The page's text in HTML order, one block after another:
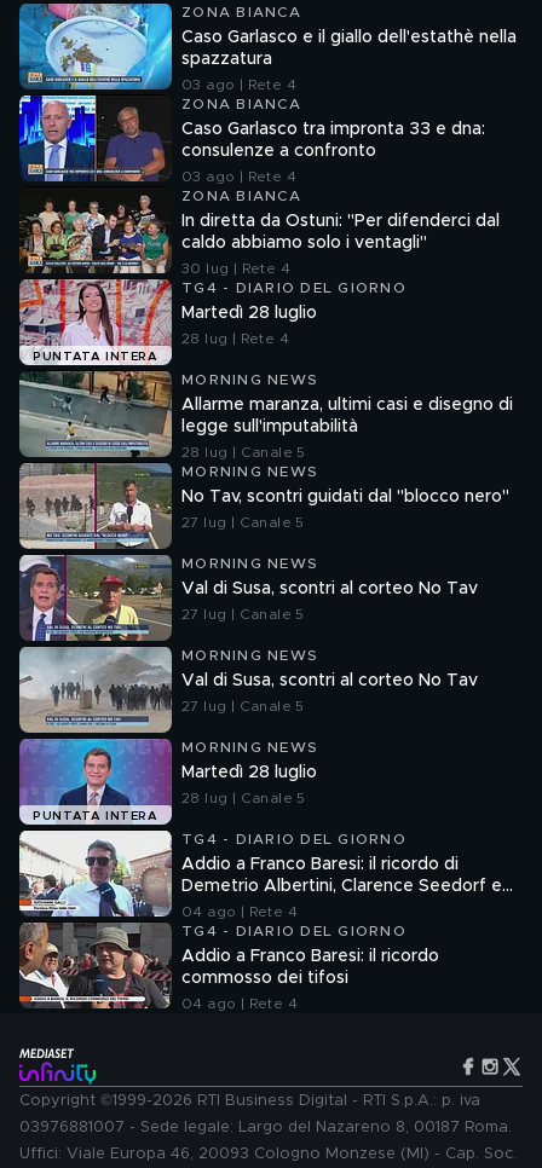
ZONA BIANCA
Caso Garlasco e il giallo dell'estathè nella
spazzatura
03 ago | Rete 4
ZONA BIANCA
Caso Garlasco tra impronta 33 e dna:
consulenze a confronto
03 ago | Rete 4
ZONA BIANCA
In diretta da Ostuni: "Per difenderci dal
caldo abbiamo solo i ventagli"
30 lug | Rete 4
PUNTATA INTERA
TG4 - DIARIO DEL GIORNO
Martedì 28 luglio
28 lug | Rete 4
MORNING NEWS
Allarme maranza, ultimi casi e disegno di
legge sull'imputabilità
28 lug | Canale 5
MORNING NEWS
No Tav, scontri guidati dal "blocco nero"
27 lug | Canale 5
MORNING NEWS
Val di Susa, scontri al corteo No Tav
27 lug | Canale 5
MORNING NEWS
Val di Susa, scontri al corteo No Tav
27 lug | Canale 5
PUNTATA INTERA
MORNING NEWS
Martedì 28 luglio
28 lug | Canale 5
TG4 - DIARIO DEL GIORNO
Addio a Franco Baresi: il ricordo di
Demetrio Albertini, Clarence Seedorf e
Giovanni Galli
04 ago | Rete 4
TG4 - DIARIO DEL GIORNO
Addio a Franco Baresi: il ricordo
commosso dei tifosi
04 ago | Rete 4
Copyright ©1999-2026 RTI Business Digital - RTI S.p.A.: p. iva
03976881007 - Sede legale: Largo del Nazareno 8, 00187 Roma.
Uffici: Viale Europa 46, 20093 Cologno Monzese (MI) - Cap. Soc.